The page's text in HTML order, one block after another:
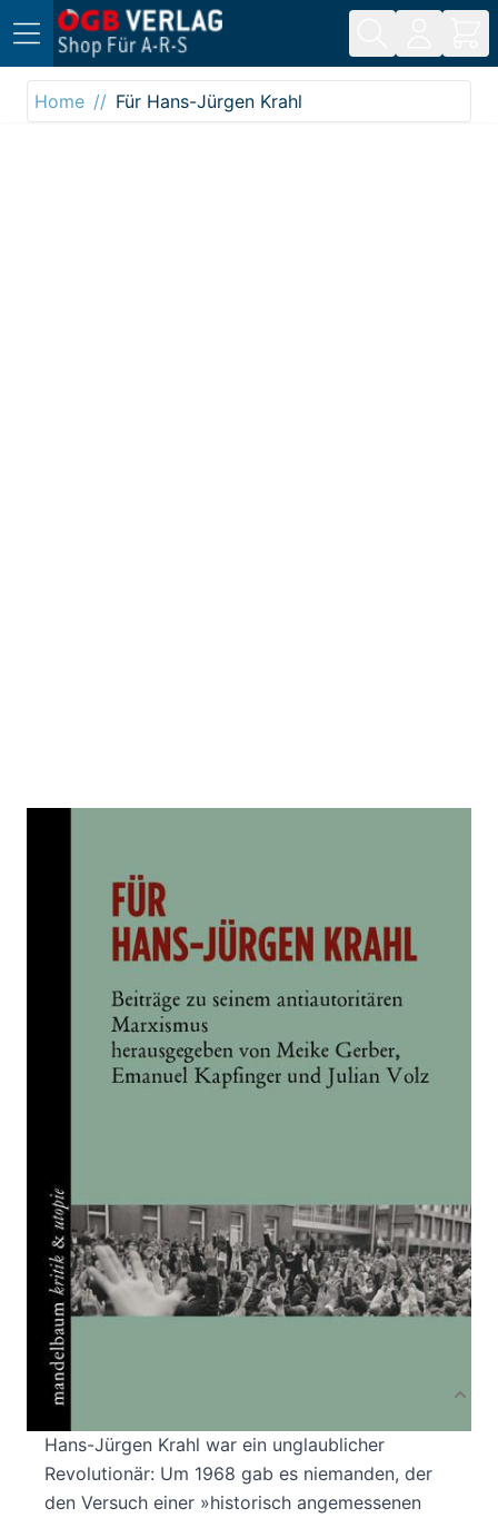
Direkt zum Inhalt
Home
Für Hans-Jürgen Krahl
Zur Wunschliste hinzufügen
Beiträge zu seinem antiautoritären Marxismus
Verlag: Mandelbaum 01.01.2022
Leseprobe_Fuer_Hans-Juergen_Krahl
Bibliografische Daten
Autor:innenbeschreibung
Produktbeschreibung
Hans-Jürgen Krahl war ein unglaublicher
Revolutionär: Um 1968 gab es niemanden, der
den Versuch einer »historisch angemessenen